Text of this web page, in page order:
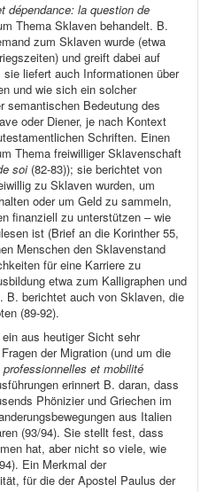
dépendance: la question de
Thema Sklaven behandelt. B.
zum Sklaven wurde (etwa
und greift dabei auf
liefert auch Informationen über
und wie sich ein solcher
semantischen Bedeutung des
oder Diener, je nach Kontext
Schriften. Einen
Thema freiwilliger Sklavenschaft
soi(82-83)); sie berichtet von
zu Sklaven wurden, um
oder um Geld zu sammeln,
finanziell zu unterstützen – wie
ist (Brief an die Korinther 55,
Menschen den Sklavenstand
für eine Karriere zu
etwa zum Kalligraphen und
B. berichtet auch von Sklaven, die
(89-92).
aus heutiger Sicht sehr
der Migration (und um die
et mobilité
erinnert B. daran, dass
Phönizier und Griechen im
aus Italien
(93/94). Sie stellt fest, dass
hat, aber nicht so viele, wie
Ein Merkmal der
für die der Apostel Paulus der